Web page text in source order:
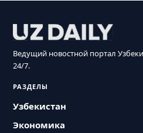
Ведущий новостной портал
24/7.
РАЗДЕЛЫ
Узбекистан
Экономика